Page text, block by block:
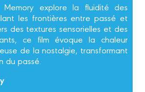
explore la fluidité des
les frontières entre passé et
des textures sensorielles et des
ce film évoque la chaleur
de la nostalgie, transformant
du passé.